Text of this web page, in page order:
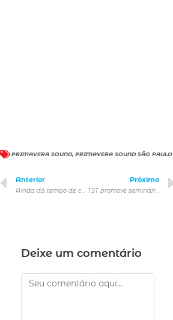
PRIMAVERA SOUND, PRIMAVERA SOUND SÃO PAULO
Anterior Próximo
TST promove seminário para debater trabalhos invisibilizados, como doméstico e de cuidado
Deixe um comentário